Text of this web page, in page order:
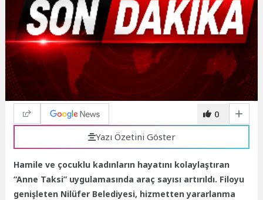
0
Yazı Özetini Göster
Hamile ve çocuklu kadınların hayatını kolaylaştıran
“Anne Taksi” uygulamasında araç sayısı artırıldı. Filoyu
genişleten Nilüfer Belediyesi, hizmetten yararlanma